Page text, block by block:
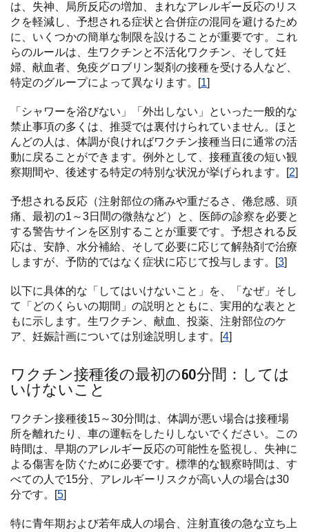
は、失神、局所反応の増加、まれなアレルギー反応のリス
クを軽減し、予想される症状と合併症の混同を避けるため
に、いくつかの簡単な制限を設けることが重要です。これ
らのルールは、生ワクチンと不活化ワクチン、そして妊
婦、献血者、免疫グロブリン製剤の接種を受ける人など、
特定のグループによって異なります。[1]
「シャワーを浴びない」「外出しない」といった一般的な
禁止事項の多くは、推奨では裏付けられていません。ほと
んどの人は、体調が良ければワクチン接種当日に通常の活
動に戻ることができます。例外として、接種直後の短い観
察期間や、後述する特定の特別な状況が挙げられます。[2]
予想される反応（注射部位の痛みや重だるさ、倦怠感、頭
痛、最初の1～3日間の微熱など）と、医師の診察を必要と
する警告サインを区別することが重要です。予想される反
応は、安静、水分補給、そして必要に応じて解熱剤で治療
しますが、予防的ではなく症状に応じて投与します。[3]
以下に具体的な「してはいけないこと」を、「なぜ」そし
て「どのくらいの期間」の説明とともに、実用的な表とと
もに示します。生ワクチン、献血、投薬、注射部位のケ
ア、妊娠計画については別途説明します。[4]
ワクチン接種後の最初の60分間：しては
いけないこと
ワクチン接種後15～30分間は、体調が悪い場合は接種場
所を離れたり、車の運転をしたりしないでください。この
時間は、早期のアレルギー反応の可能性を監視し、失神に
よる傷害を防ぐために必要です。標準的な観察時間は、す
べての人で15分、アレルギーリスクが高い人の場合は30
分です。[5]
特に青年期および若年成人の場合、注射直後の急な立ち上